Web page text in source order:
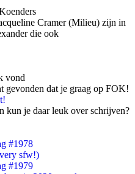
Cramer (Milieu) zijn in
die ook
vond
gevonden dat je graag op FOK!
kun je daar leuk over schrijven?
#1978
sfw!)
#1979